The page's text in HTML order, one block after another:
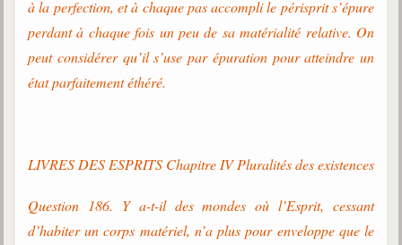
à la perfection, et à chaque pas accompli le périsprit s’épure
perdant à chaque fois un peu de sa matérialité relative. On
peut considérer qu’il s’use par épuration pour atteindre un
état parfaitement éthéré.
LIVRES DES ESPRITS Chapitre IV Pluralités des existences
Question 186. Y a-t-il des mondes où l’Esprit, cessant
d’habiter un corps matériel, n’a plus pour enveloppe que le